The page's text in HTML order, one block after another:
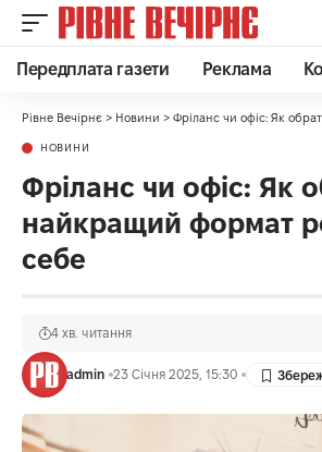
Передплата газети Реклама
Рівне Вечірнє > Новини > Фріланс чи офіс: Як обрати
НОВИНИ
Фріланс чи офіс: Як
найкращий формат
себе
admin 23 Січня 2025, 15:30
4 хв. читання